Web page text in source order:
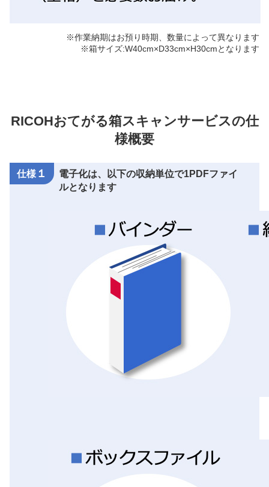
※作業納期はお預り時期、数量によって異なります
※箱サイズ:W40cm×D33cm×H30cmとなります
RICOHおてがる箱スキャンサービスの仕
様概要
仕様 １
電子化は、以下の収納単位で1PDFファイ
ルとなります